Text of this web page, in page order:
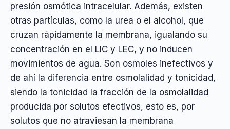
presión osmótica intracelular. Además, existen
otras partículas, como la urea o el alcohol, que
cruzan rápidamente la membrana, igualando su
concentración en el LIC y LEC, y no inducen
movimientos de agua. Son osmoles inefectivos y
de ahí la diferencia entre osmolalidad y tonicidad,
siendo la tonicidad la fracción de la osmolalidad
producida por solutos efectivos, esto es, por
solutos que no atraviesan la membrana